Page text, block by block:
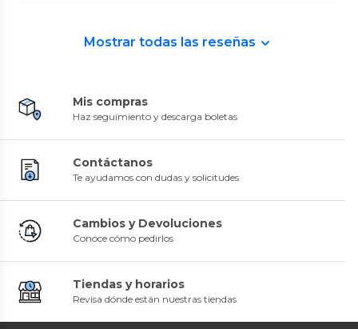
Mostrar todas las reseñas
Mis compras
Haz seguimiento y descarga boletas
Contáctanos
Te ayudamos con dudas y solicitudes
Cambios y Devoluciones
Conoce cómo pedirlos
Tiendas y horarios
Revisa dónde están nuestras tiendas